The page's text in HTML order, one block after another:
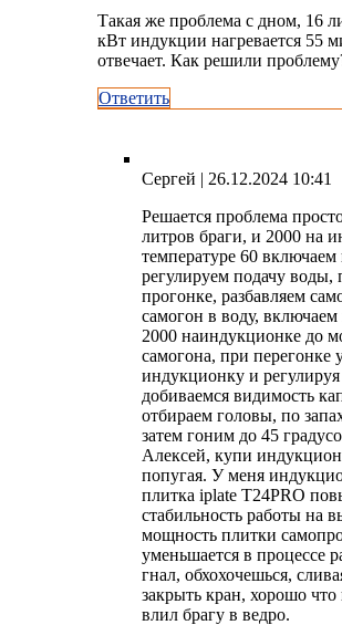
Такая же проблема с дном, 16
кВт индукции нагревается 55
отвечает. Как решили
Ответить
Сергей | 26.12.2024 10:41
Решается проблема
литров браги, и 2000 на
температуре 60
регулируем подачу воды,
прогонке, разбавляем
самогон в воду,
2000 наиндукционке до
самогона, при перегонке
индукционку и
добиваемся видимость
отбираем головы, по
затем гоним до 45
Алексей, купи
попугая. У меня
плитка iplate T24PRO
стабильность работы на
мощность плитки
уменьшается в процессе
гнал, обхохочешься,
закрыть кран, хорошо
влил брагу в ведро.